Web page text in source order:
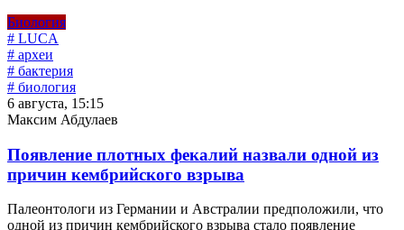
Биология
# LUCA
# археи
# бактерия
# биология
6 августа, 15:15
Максим Абдулаев
Появление плотных фекалий назвали одной из
причин кембрийского взрыва
Палеонтологи из Германии и Австралии предположили, что
одной из причин кембрийского взрыва стало появление